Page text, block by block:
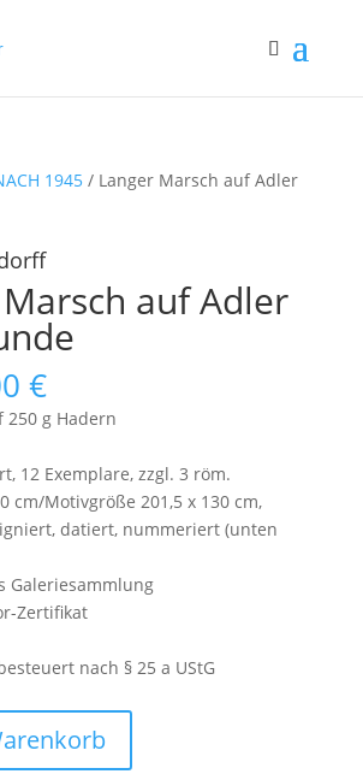
1945/ Langer Marsch auf Adler
auf Adler
€
g Hadern
12 Exemplare, zzgl. 3 röm.
cm/Motivgröße 201,5 x 130 cm,
datiert, nummeriert (unten
Galeriesammlung
Zertifikat
nach § 25 a UStG